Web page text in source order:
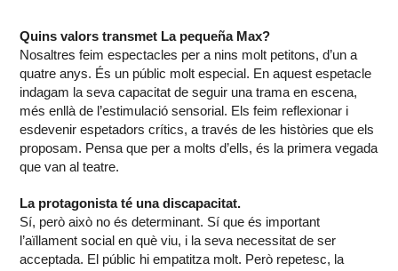
Quins valors transmet La pequeña Max?
Nosaltres feim espectacles per a nins molt petitons, d’un a
quatre anys. És un públic molt especial. En aquest espetacle
indagam la seva capacitat de seguir una trama en escena,
més enllà de l’estimulació sensorial. Els feim reflexionar i
esdevenir espetadors crítics, a través de les històries que els
proposam. Pensa que per a molts d’ells, és la primera vegada
que van al teatre.
La protagonista té una discapacitat.
Sí, però això no és determinant. Sí que és important
l’aïllament social en què viu, i la seva necessitat de ser
acceptada. El públic hi empatitza molt. Però repetesc, la